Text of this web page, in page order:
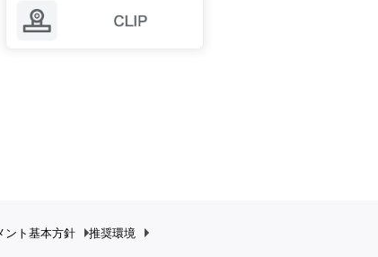
ント基本方針 推奨環境